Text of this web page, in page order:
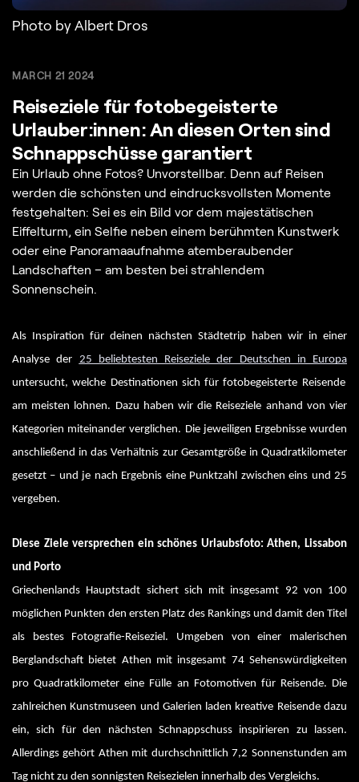
Photo by Albert Dros
MARCH 21 2024
Reiseziele für fotobegeisterte
Urlauber:innen: An diesen Orten sind
Schnappschüsse garantiert
Ein Urlaub ohne Fotos? Unvorstellbar. Denn auf Reisen
werden die schönsten und eindrucksvollsten Momente
festgehalten: Sei es ein Bild vor dem majestätischen
Eiffelturm, ein Selfie neben einem berühmten Kunstwerk
oder eine Panoramaaufnahme atemberaubender
Landschaften – am besten bei strahlendem
Sonnenschein.
Als Inspiration für deinen nächsten Städtetrip haben wir in einer
Analyse der 25 beliebtesten Reiseziele der Deutschen in Europa
untersucht, welche Destinationen sich für fotobegeisterte Reisende
am meisten lohnen. Dazu haben wir die Reiseziele anhand von vier
Kategorien miteinander verglichen. Die jeweiligen Ergebnisse wurden
anschließend in das Verhältnis zur Gesamtgröße in Quadratkilometer
gesetzt – und je nach Ergebnis eine Punktzahl zwischen eins und 25
vergeben.
Diese Ziele versprechen ein schönes Urlaubsfoto: Athen, Lissabon
und Porto
Griechenlands Hauptstadt sichert sich mit insgesamt 92 von 100
möglichen Punkten den ersten Platz des Rankings und damit den Titel
als bestes Fotografie-Reiseziel. Umgeben von einer malerischen
Berglandschaft bietet Athen mit insgesamt 74 Sehenswürdigkeiten
pro Quadratkilometer eine Fülle an Fotomotiven für Reisende. Die
zahlreichen Kunstmuseen und Galerien laden kreative Reisende dazu
ein, sich für den nächsten Schnappschuss inspirieren zu lassen.
Allerdings gehört Athen mit durchschnittlich 7,2 Sonnenstunden am
Tag nicht zu den sonnigsten Reisezielen innerhalb des Vergleichs.